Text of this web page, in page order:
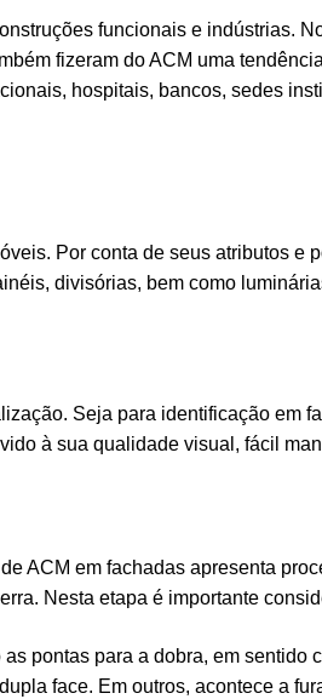
funcionais e indústrias.
fizeram do ACM uma
hospitais, bancos, sedes
Por conta de seus atributos
divisórias, bem como
Seja para identificação em
à sua qualidade visual, fácil
ACM em fachadas apresenta
Nesta etapa é importante
pontas para a dobra, em
face. Em outros, acontece a